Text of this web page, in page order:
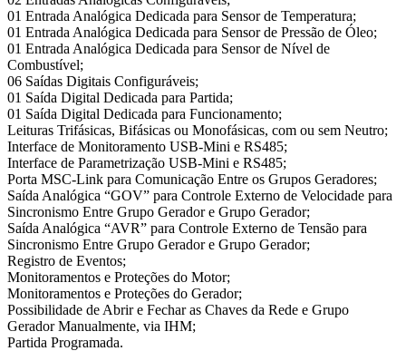
01 Entrada Analógica Dedicada para Sensor de Temperatura;
01 Entrada Analógica Dedicada para Sensor de Pressão de Óleo;
01 Entrada Analógica Dedicada para Sensor de Nível de
Combustível;
06 Saídas Digitais Configuráveis;
01 Saída Digital Dedicada para Partida;
01 Saída Digital Dedicada para Funcionamento;
Leituras Trifásicas, Bifásicas ou Monofásicas, com ou sem Neutro;
Interface de Monitoramento USB-Mini e RS485;
Interface de Parametrização USB-Mini e RS485;
Porta MSC-Link para Comunicação Entre os Grupos Geradores;
Saída Analógica “GOV” para Controle Externo de Velocidade para
Sincronismo Entre Grupo Gerador e Grupo Gerador;
Saída Analógica “AVR” para Controle Externo de Tensão para
Sincronismo Entre Grupo Gerador e Grupo Gerador;
Registro de Eventos;
Monitoramentos e Proteções do Motor;
Monitoramentos e Proteções do Gerador;
Possibilidade de Abrir e Fechar as Chaves da Rede e Grupo
Gerador Manualmente, via IHM;
Partida Programada.